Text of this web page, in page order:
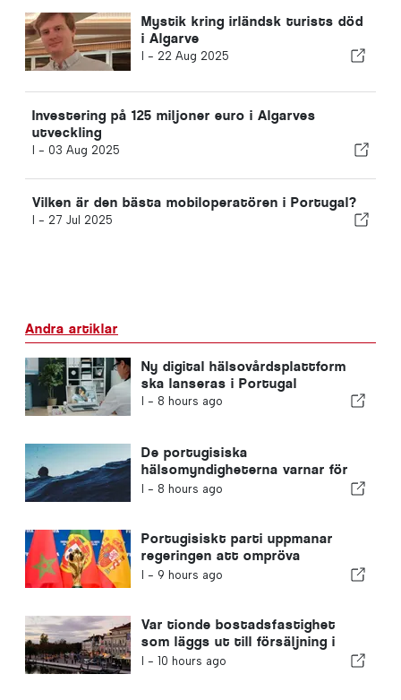
Mystik kring irländsk turists död
i Algarve
I - 22 Aug 2025
Investering på 125 miljoner euro i Algarves
utveckling
I - 03 Aug 2025
Vilken är den bästa mobiloperatören i Portugal?
I - 27 Jul 2025
Andra artiklar
Ny digital hälsovårdsplattform
ska lanseras i Portugal
I - 8 hours ago
De portugisiska
hälsomyndigheterna varnar för
farorna med drunkning
I - 8 hours ago
Portugisiskt parti uppmanar
regeringen att ompröva
Marockos värdskap för VM 2030
I - 9 hours ago
Var tionde bostadsfastighet
som läggs ut till försäljning i
Portugal säljs på mindre än en
I - 10 hours ago